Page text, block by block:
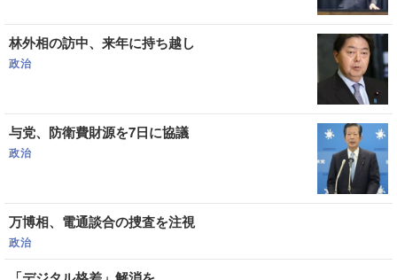
林外相の訪中、来年に持ち越し
政治
与党、防衛費財源を7日に協議
政治
万博相、電通談合の捜査を注視
政治